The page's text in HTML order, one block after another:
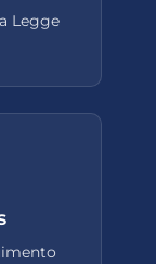
Legge